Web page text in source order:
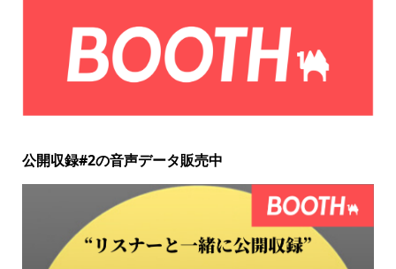
公開収録#2の音声データ販売中